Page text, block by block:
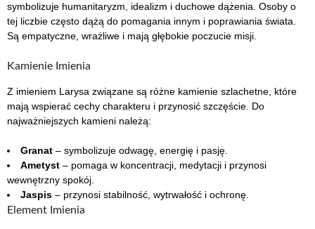
symbolizuje humanitaryzm, idealizm i duchowe dążenia. Osoby o
tej liczbie często dążą do pomagania innym i poprawiania świata.
Są empatyczne, wrażliwe i mają głębokie poczucie misji.
Kamienie Imienia
Z imieniem Larysa związane są różne kamienie szlachetne, które
mają wspierać cechy charakteru i przynosić szczęście. Do
najważniejszych kamieni należą:
Granat – symbolizuje odwagę, energię i pasję.
Ametyst – pomaga w koncentracji, medytacji i przynosi
wewnętrzny spokój.
Jaspis – przynosi stabilność, wytrwałość i ochronę.
Element Imienia